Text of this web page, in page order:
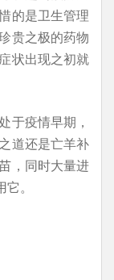
的是卫生管理
贵之极的药物
状出现之初就
于疫情早期，
道还是亡羊补
，同时大量进
。